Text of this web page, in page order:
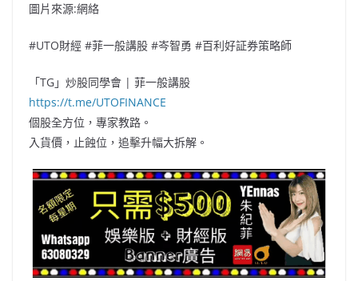
圖片來源:網絡
#UTO財經 #菲一般講股 #岑智勇 #百利好証券策略師
「TG」炒股同學會 | 菲一般講股
https://t.me/UTOFINANCE
個股全方位，專家教路。
入貨價，止蝕位，追擊升幅大拆解。